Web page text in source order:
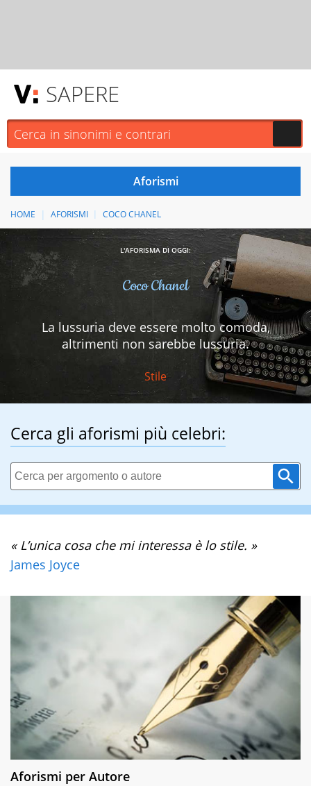
SAPERE
HOME AFORISMI COCO CHANEL
L'AFORISMA DI OGGI:
Coco Chanel
La lussuria deve essere molto comoda,
altrimenti non sarebbe lussuria.
Stile
Cerca gli aforismi più celebri:
« L’unica cosa che mi interessa è lo stile. »
James Joyce
Aforismi per Autore